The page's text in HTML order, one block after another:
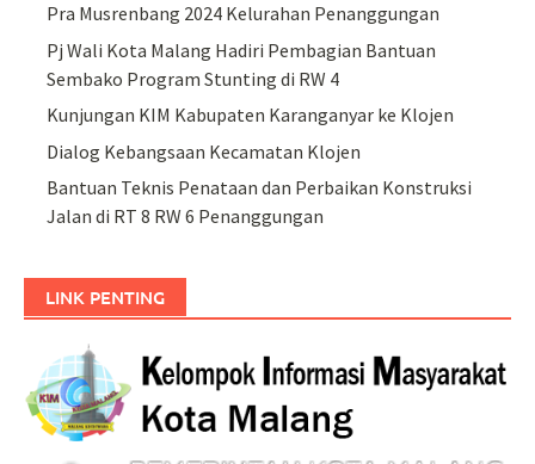
Pra Musrenbang 2024 Kelurahan Penanggungan
Pj Wali Kota Malang Hadiri Pembagian Bantuan
Sembako Program Stunting di RW 4
Kunjungan KIM Kabupaten Karanganyar ke Klojen
Dialog Kebangsaan Kecamatan Klojen
Bantuan Teknis Penataan dan Perbaikan Konstruksi
Jalan di RT 8 RW 6 Penanggungan
LINK PENTING